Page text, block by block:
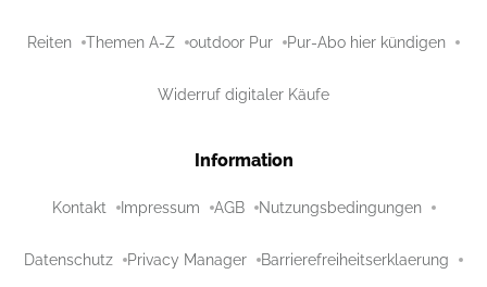
Reiten Themen A-Z outdoor Pur Pur-Abo hier kündigen
Widerruf digitaler Käufe
Information
Kontakt Impressum AGB Nutzungsbedingungen
Datenschutz Privacy Manager Barrierefreiheitserklaerung